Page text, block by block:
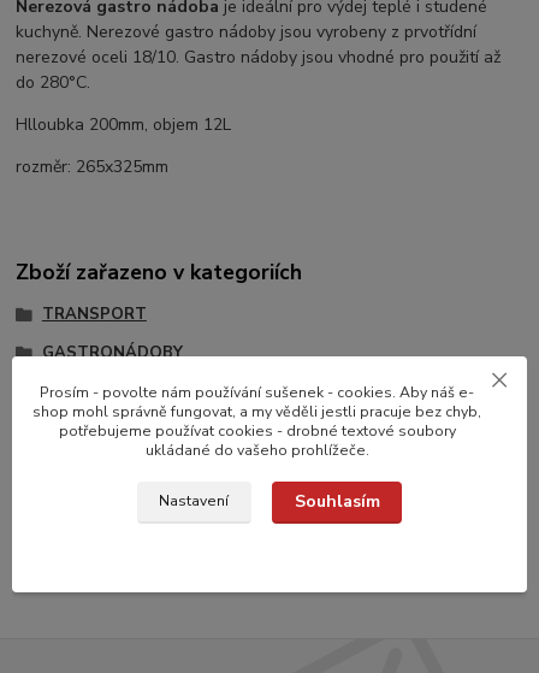
Nerezová gastro nádoba je ideální pro výdej teplé i studené
kuchyně. Nerezové gastro nádoby jsou vyrobeny z prvotřídní
nerezové oceli 18/10. Gastro nádoby jsou vhodné pro použití až
do 280°C.
Hlloubka 200mm, objem 12L
rozměr: 265x325mm
Zboží zařazeno v kategoriích
TRANSPORT
GASTRONÁDOBY
Gastronádoby
Gastronádoby nerezové
Gastronádoby standard
Prosím - povolte nám používání sušenek - cookies. Aby náš e-
shop mohl správně fungovat, a my věděli jestli pracuje bez chyb,
potřebujeme používat cookies - drobné textové soubory
ukládané do vašeho prohlížeče.
Nastavení Souhlasím